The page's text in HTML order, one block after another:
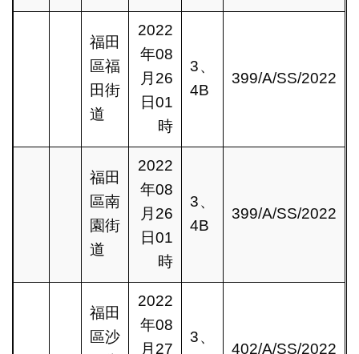
福田
區福
田街
道
2022
年08
月26
日01
時
3、
4B
399/A/SS/2022
福田
區南
園街
道
2022
年08
月26
日01
時
3、
4B
399/A/SS/2022
福田
區沙
2022
年08
月27
3、
402/A/SS/2022